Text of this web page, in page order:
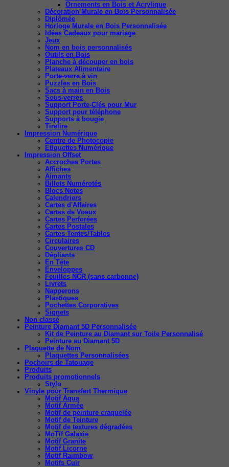
Ornements en Bois et Acrylique
Décoration Murale en Bois Personnalisée
Diplômée
Horloge Murale en Bois Personnalisée
Idées Cadeaux pour mariage
Jeux
Nom en bois personnalisés
Outils en Bois
Planche à découper en bois
Plateaux Alimentaire
Porte-verre à vin
Puzzles en Bois
Sacs à main en Bois
Sous-verres
Support Porte-Clés pour Mur
Support pour téléphone
Supports à bougie
Tirelire
Impression Numérique
Centre de Photocopie
Étiquettes Numérique
Impression Offset
Accroches Portes
Affiches
Aimants
Billets Numérotés
Blocs Notes
Calendriers
Cartes d'Affaires
Cartes de Voeux
Cartes Perforées
Cartes Postales
Cartes Tentes/Tables
Circulaires
Couvertures CD
Dépliants
En Tête
Enveloppes
Feuilles NCR (sans carbonne)
Livrets
Napperons
Plastiques
Pochettes Corporatives
Signets
Non classé
Peinture Diamant 5D Personnalisée
Kit de Peinture au Diamant sur Toile Personnalisé
Peinture au Diamant 5D
Plaquette de Nom
Plaquettes Personnalisées
Pochoirs de Tatouage
Produits
Produits promotionnels
Stylo
Vinyle pour Transfert Thermique
Motif Aqua
Motif Armée
Motif de peinture craquelée
Motif de Teinture
Motif de textures dégradées
MoTif Galaxie
Motif Granite
Motif Licorne
Motif Raimbow
Motifs Cuir